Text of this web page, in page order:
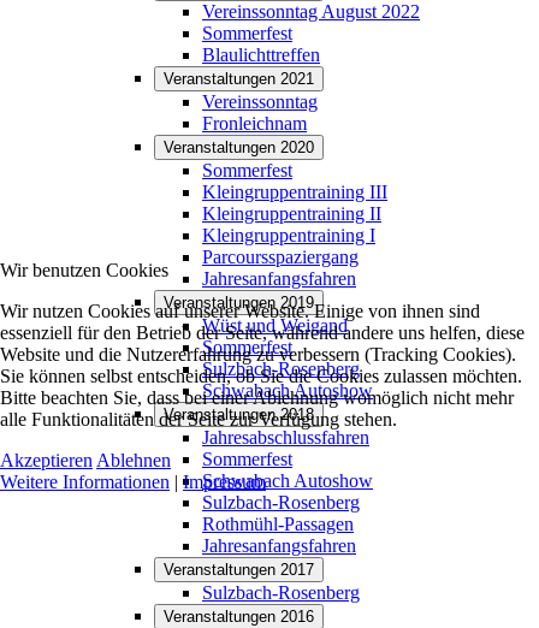
Vereinssonntag August 2022
Sommerfest
Blaulichttreffen
Veranstaltungen 2021
Vereinssonntag
Fronleichnam
Veranstaltungen 2020
Sommerfest
Kleingruppentraining III
Kleingruppentraining II
Kleingruppentraining I
Parcoursspaziergang
Jahresanfangsfahren
Veranstaltungen 2019
Wüst und Weigand
Sommerfest
Sulzbach-Rosenberg
Schwabach Autoshow
Veranstaltungen 2018
Jahresabschlussfahren
Sommerfest
Schwabach Autoshow
Sulzbach-Rosenberg
Rothmühl-Passagen
Jahresanfangsfahren
Veranstaltungen 2017
Sulzbach-Rosenberg
Veranstaltungen 2016
Wir benutzen Cookies
Wir nutzen Cookies auf unserer Website. Einige von ihnen sind
essenziell für den Betrieb der Seite, während andere uns helfen, diese
Website und die Nutzererfahrung zu verbessern (Tracking Cookies).
Sie können selbst entscheiden, ob Sie die Cookies zulassen möchten.
Bitte beachten Sie, dass bei einer Ablehnung womöglich nicht mehr
alle Funktionalitäten der Seite zur Verfügung stehen.
Akzeptieren Ablehnen
Weitere Informationen | Impressum